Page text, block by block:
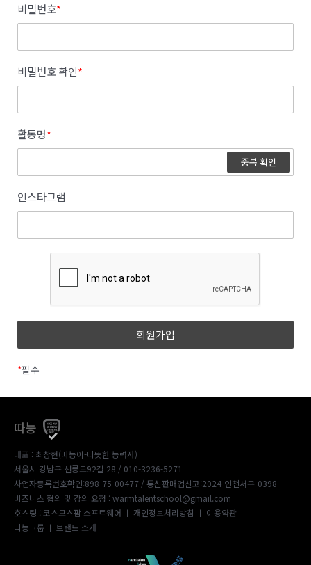
비밀번호*
비밀번호 확인*
활동명*
중복 확인
인스타그램
*필수
따능
대표 : 최창현(따능이-따뜻한 능력자)
서울시 강남구 선릉로92길 28 / 010-3236-5271
사업자등록번호확인:898-75-00477 / 통신판매업신고:2024-인천서구-0398
비즈니스 협의 및 강의 요청 : warmtalentschool@gmail.com
호스팅 : 코스모스팜 소프트웨어 ㅣ 개인정보처리방침 ㅣ 이용약관
따능그룹 ㅣ 브랜드 소개